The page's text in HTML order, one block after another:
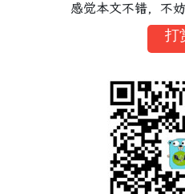
感觉本文不错，不
打